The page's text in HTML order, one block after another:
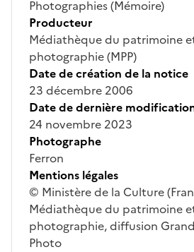
Photographies (Mémoire)
Producteur
Médiathèque du patrimoine
photographie (MPP)
Date de création de la notice
23 décembre 2006
Date de dernière
24 novembre 2023
Photographe
Ferron
Mentions légales
© Ministère de la Culture
Médiathèque du patrimoine
photographie, diffusion
Photo